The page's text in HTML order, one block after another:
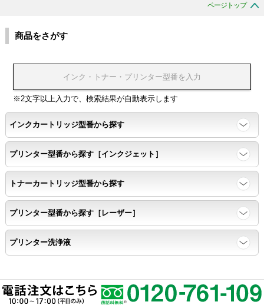
ページトップ
商品をさがす
※2文字以上入力で、検索結果が自動表示します
インクカートリッジ型番から探す
プリンター型番から探す［インクジェット］
トナーカートリッジ型番から探す
プリンター型番から探す［レーザー］
プリンター洗浄液